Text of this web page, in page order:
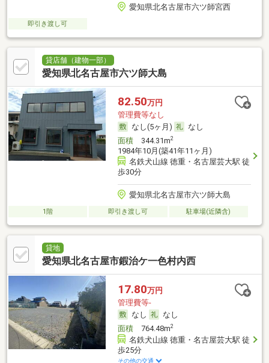
愛知県北名古屋市六ツ師宮西
即引き渡し可
貸店舗（建物一部）
愛知県北名古屋市六ツ師大島
82.50万円
管理費等なし
なし(5ヶ月)
なし
面積344.31m2
1984年10月(築41年11ヶ月)
名鉄犬山線 徳重・名古屋芸大駅 徒
歩30分
愛知県北名古屋市六ツ師大島
1階 即引き渡し可 駐車場(近隣含)
貸地
愛知県北名古屋市鍜治ケ一色村内西
17.80万円
管理費等-
なし
なし
面積764.48m2
名鉄犬山線 徳重・名古屋芸大駅 徒
歩25分
その他の交通